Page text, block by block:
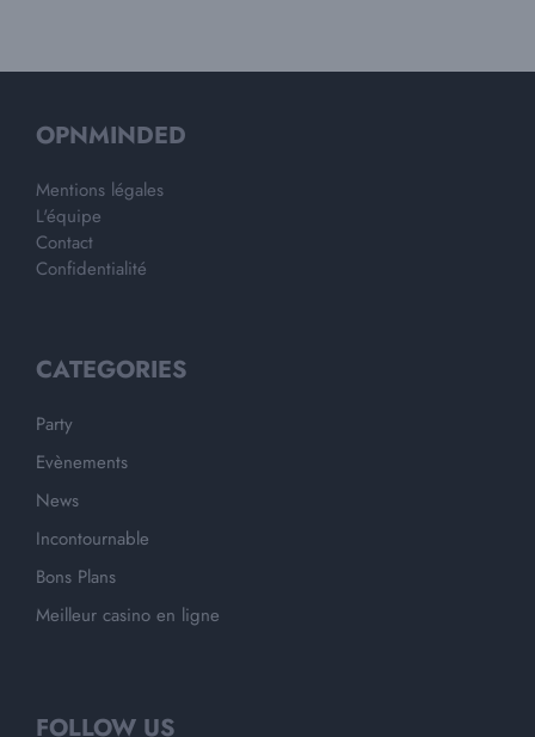
OPNMINDED
Mentions légales
L'équipe
Contact
Confidentialité
CATEGORIES
Party
Evènements
News
Incontournable
Bons Plans
Meilleur casino en ligne
FOLLOW US